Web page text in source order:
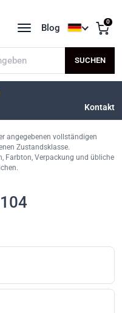
SUCHEN
Blog
Sprache
0
Kontakt
angegebenen vollständigen
Zustandsklasse.
Farbton, Verpackung und übliche